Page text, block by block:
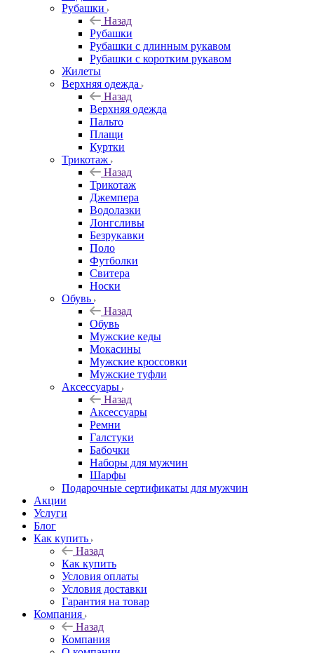
Рубашки
Назад
Рубашки
Рубашки с длинным рукавом
Рубашки с коротким рукавом
Жилеты
Верхняя одежда
Назад
Верхняя одежда
Пальто
Плащи
Куртки
Трикотаж
Назад
Трикотаж
Джемпера
Водолазки
Лонгсливы
Безрукавки
Поло
Футболки
Свитера
Носки
Обувь
Назад
Обувь
Мужские кеды
Мокасины
Мужские кроссовки
Мужские туфли
Аксессуары
Назад
Аксессуары
Ремни
Галстуки
Бабочки
Наборы для мужчин
Шарфы
Подарочные сертификаты для мужчин
Акции
Услуги
Блог
Как купить
Назад
Как купить
Условия оплаты
Условия доставки
Гарантия на товар
Компания
Назад
Компания